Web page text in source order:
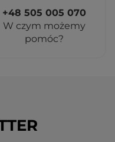
+48 505 005 070
W czym możemy
pomóc?